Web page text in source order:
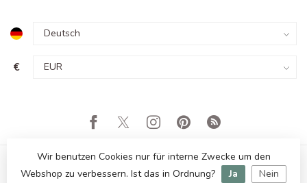
€
Wir benutzen Cookies nur für interne Zwecke um den
Webshop zu verbessern. Ist das in Ordnung?
Ja Nein